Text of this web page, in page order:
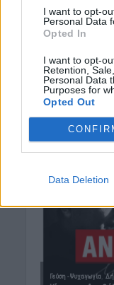
I want to opt-
Personal Data
Opted In
I want to opt-
Retention,
Personal Data
Purposes for
Opted Out
Data Deletion